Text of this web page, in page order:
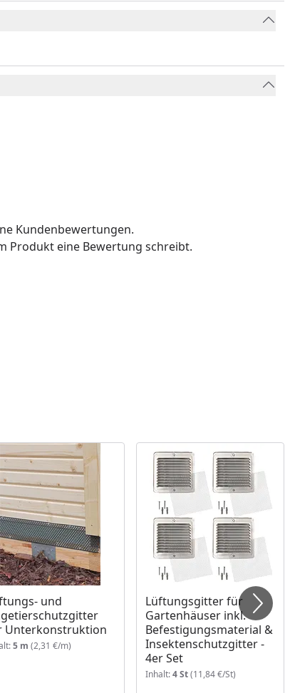
Kundenbewertungen.
Produkt eine Bewertung schreibt.
und
Unterkonstruktion
5 m (2,31 €/m)
Lüftungsgitter für
Gartenhäuser inkl.
Befestigungsmaterial &
Insektenschutzgitter -
4er Set
Inhalt:4 St(11,84 €/St)